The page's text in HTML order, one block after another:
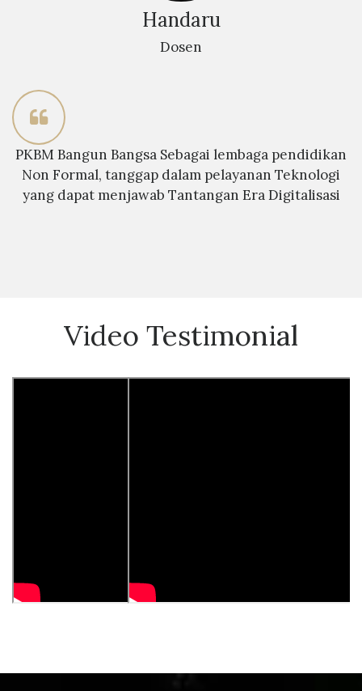
Handaru
Dosen
PKBM Bangun Bangsa Sebagai lembaga pendidikan
Non Formal, tanggap dalam pelayanan Teknologi
yang dapat menjawab Tantangan Era Digitalisasi
Video Testimonial